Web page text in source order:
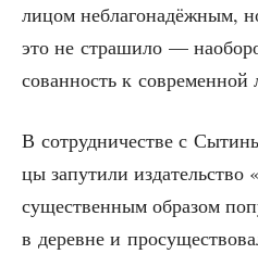
лицом небла­го­на­дёж­ным,
это не стра­ши­ло —
со­ван­ность к совре­мен­ной
В сотруд­ни­че­стве с
цы запу­ти­ли изда­тель­ство
суще­ствен­ным обра­зом
в деревне и